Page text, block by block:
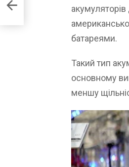
батареями.
Такий тип
основному
меншу